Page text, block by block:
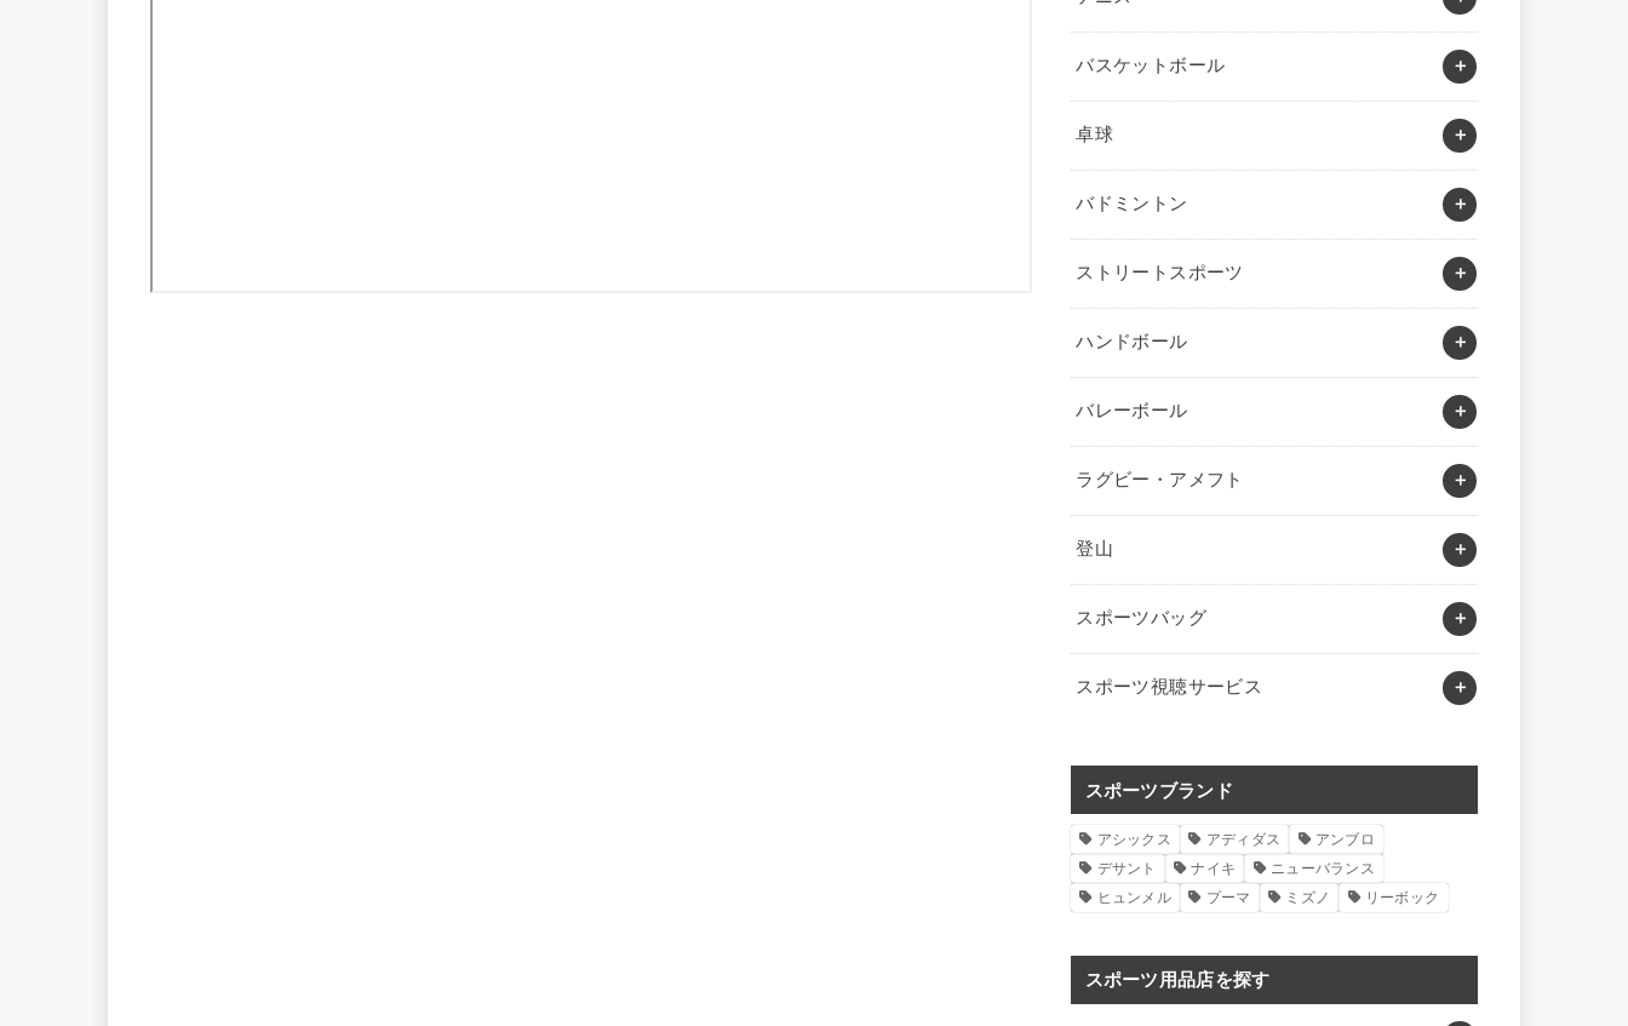
バスケットボール
卓球
バドミントン
ストリートスポーツ
ハンドボール
バレーボール
ラグビー・アメフト
登山
スポーツバッグ
スポーツ視聴サービス
スポーツブランド
アシックス アディダス
アンブロ
デサント
ナイキ
ニューバランス
ヒュンメル
プーマ ミズノ リーボック
スポーツ用品店を探す